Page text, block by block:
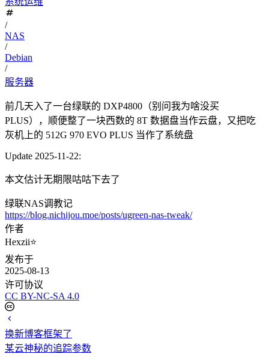
/
NAS
/
Debian
/
服务器
前几天入了一台绿联的 DXP4800（别问我为啥没买
PLUS），顺便整了一块西数的 8T 数据盘当作云盘，又把吃
灰机上的 512G 970 EVO PLUS 当作了系统盘
Update 2025-11-22:
本文估计无期限咕咕下去了
绿联NAS调教记
https://blog.nichijou.moe/posts/ugreen-nas-tweak/
作者
Hexzii⭐
发布于
2025-08-13
许可协议
CC BY-NC-SA 4.0
换新博客框架了
某云神秘的追踪参数